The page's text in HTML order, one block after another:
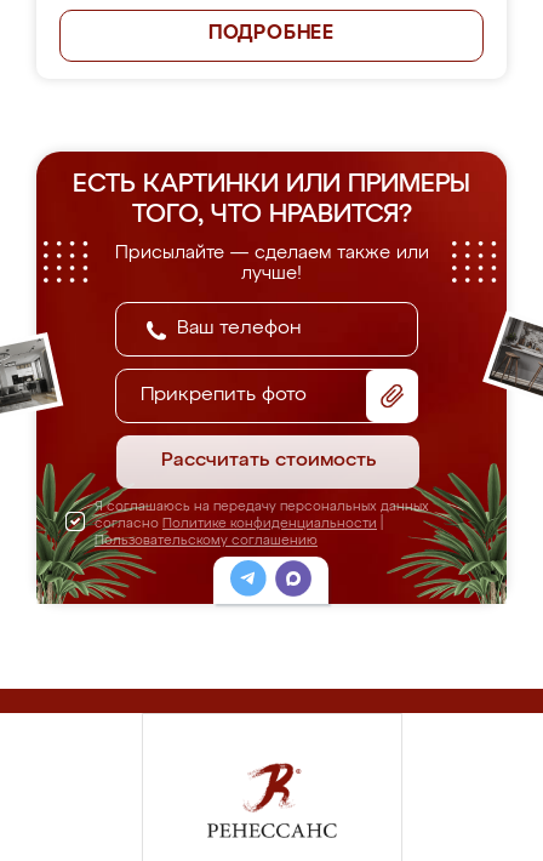
ПОДРОБНЕЕ
ЕСТЬ КАРТИНКИ ИЛИ ПРИМЕРЫ
ТОГО, ЧТО НРАВИТСЯ?
Присылайте — сделаем также или
лучше!
Прикрепить фото
Рассчитать стоимость
Я соглашаюсь на передачу персональных данных
согласно Политике конфиденциальности
Пользовательскому соглашению